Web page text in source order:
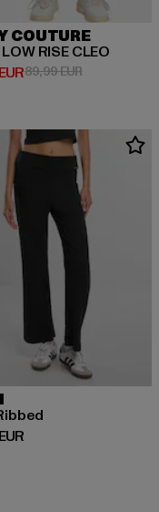
COUTURE
RISE CLEO
hinta: 53,99 EUR
89,99 EUR
hinta: 45,99 EUR